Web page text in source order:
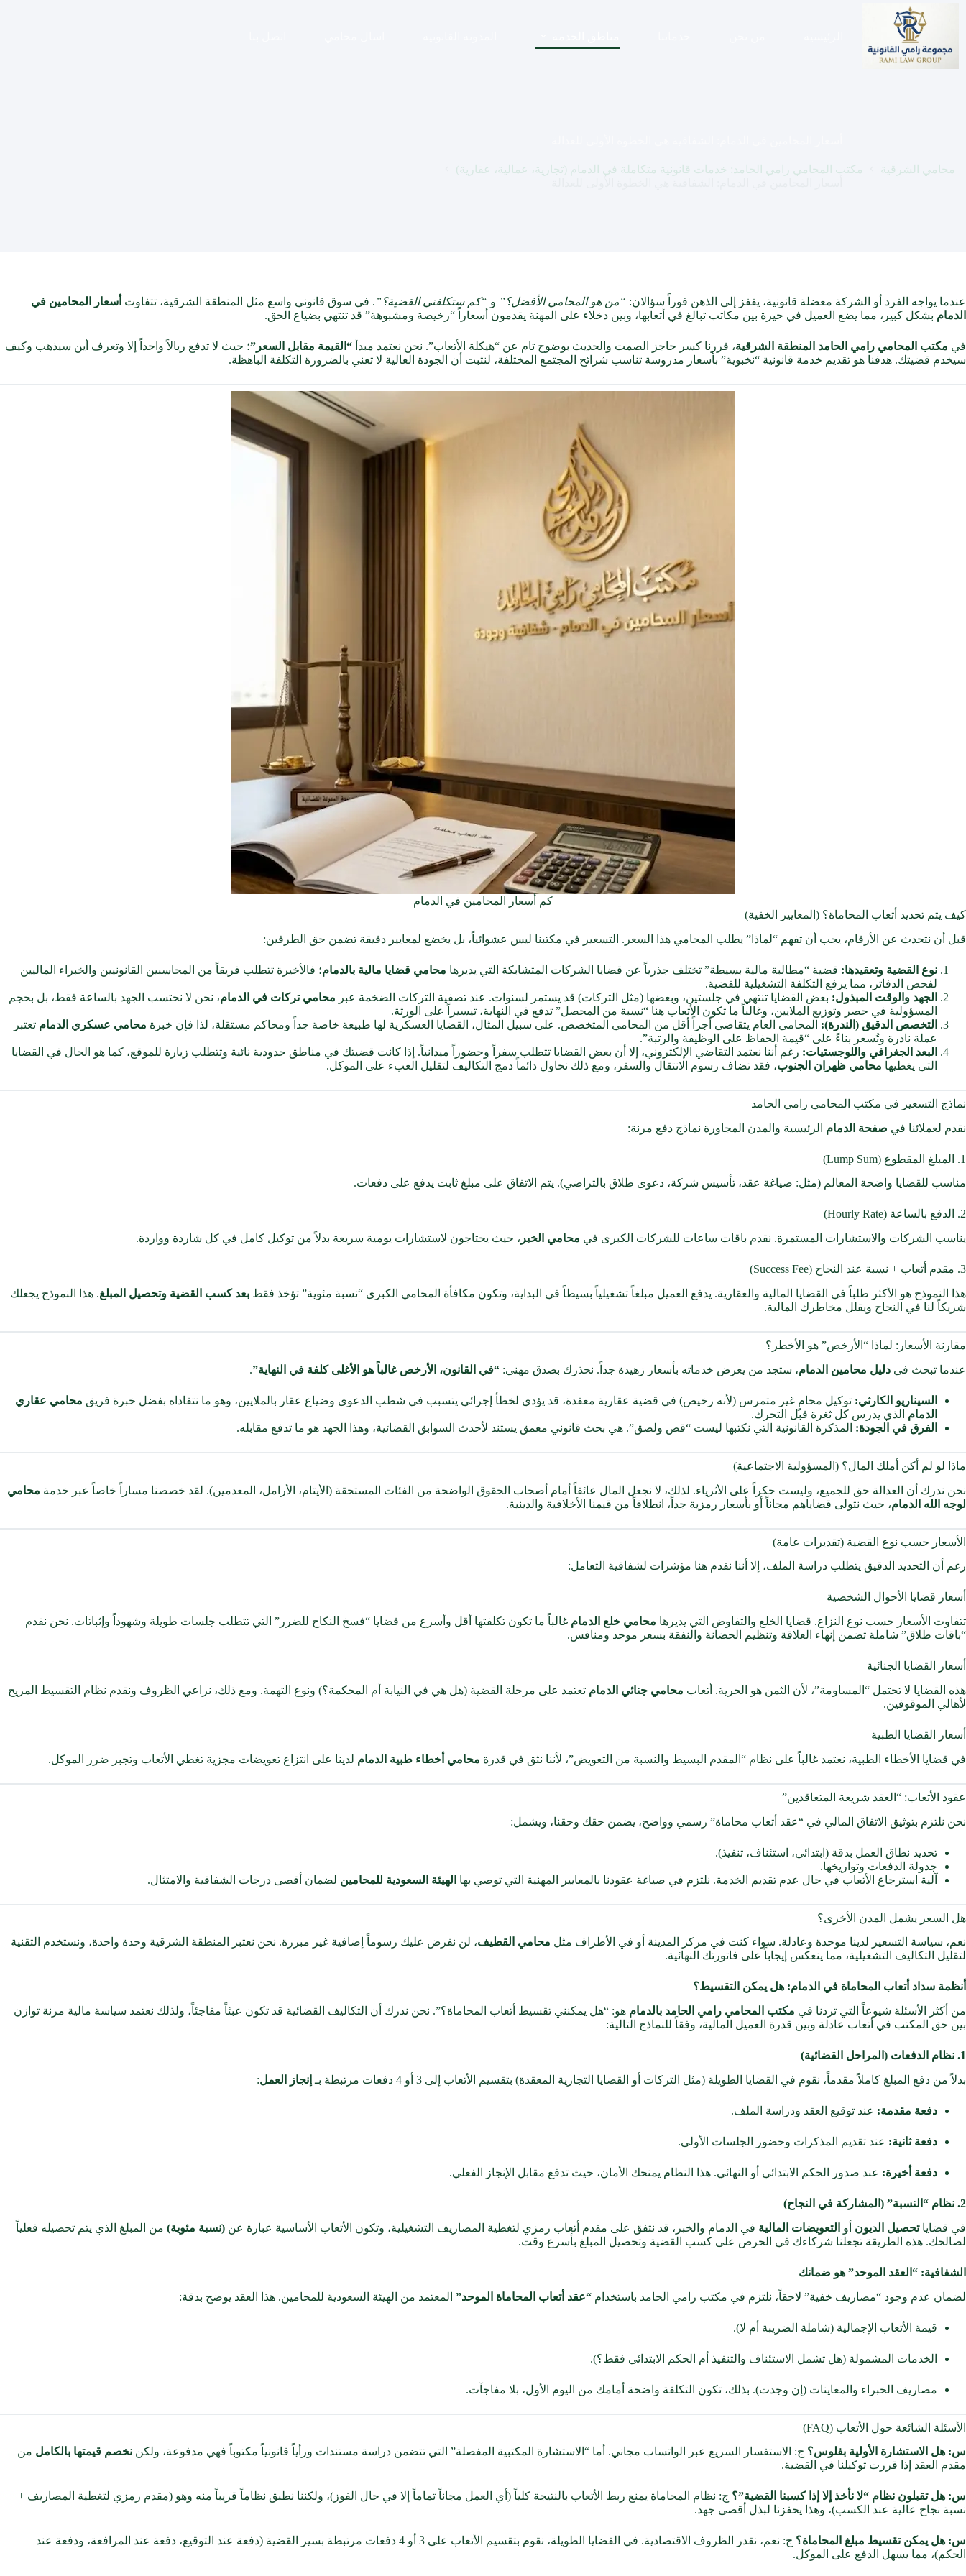
محامي الشرقية
مكتب المحامي رامي الحامد: خدمات قانونية متكاملة في الدمام (تجارية، عمالية، عقارية)
عندما يواجه الفرد أو الشركة معضلة قانونية، يقفز إلى الذهن فوراً سؤالان: “من هو المحامي الأفضل؟” و “كم ستكلفني القضية؟”. في سوق قانوني واسع مثل المنطقة الشرقية، تتفاوت أسعار المحامين في
الدمام بشكل كبير، مما يضع العميل في حيرة بين مكاتب تبالغ في أتعابها، وبين دخلاء على المهنة يقدمون أسعاراً “رخيصة ومشبوهة” قد تنتهي بضياع الحق.
في مكتب المحامي رامي الحامد المنطقة الشرقية، قررنا كسر حاجز الصمت والحديث بوضوح تام عن “هيكلة الأتعاب”. نحن نعتمد مبدأ “القيمة مقابل السعر”؛ حيث لا تدفع ريالاً واحداً إلا وتعرف أين سيذهب وكيف
سيخدم قضيتك. هدفنا هو تقديم خدمة قانونية “نخبوية” بأسعار مدروسة تناسب شرائح المجتمع المختلفة، لنثبت أن الجودة العالية لا تعني بالضرورة التكلفة الباهظة.
كم أسعار المحامين في الدمام
كيف يتم تحديد أتعاب المحاماة؟ (المعايير الخفية)
قبل أن نتحدث عن الأرقام، يجب أن تفهم “لماذا” يطلب المحامي هذا السعر. التسعير في مكتبنا ليس عشوائياً، بل يخضع لمعايير دقيقة تضمن حق الطرفين:
نوع القضية وتعقيدها: قضية “مطالبة مالية بسيطة” تختلف جذرياً عن قضايا الشركات المتشابكة التي يديرها محامي قضايا مالية بالدمام؛ فالأخيرة تتطلب فريقاً من المحاسبين القانونيين والخبراء الماليين
لفحص الدفاتر، مما يرفع التكلفة التشغيلية للقضية.
الجهد والوقت المبذول: بعض القضايا تنتهي في جلستين، وبعضها (مثل التركات) قد يستمر لسنوات. عند تصفية التركات الضخمة عبر محامي تركات في الدمام، نحن لا نحتسب الجهد بالساعة فقط، بل بحجم
المسؤولية في حصر وتوزيع الملايين، وغالباً ما تكون الأتعاب هنا “نسبة من المحصل” تدفع في النهاية، تيسيراً على الورثة.
التخصص الدقيق (الندرة): المحامي العام يتقاضى أجراً أقل من المحامي المتخصص. على سبيل المثال، القضايا العسكرية لها طبيعة خاصة جداً ومحاكم مستقلة، لذا فإن خبرة محامي عسكري الدمام تعتبر
عملة نادرة وتُسعر بناءً على “قيمة الحفاظ على الوظيفة والرتبة”.
البعد الجغرافي واللوجستيات: رغم أننا نعتمد التقاضي الإلكتروني، إلا أن بعض القضايا تتطلب سفراً وحضوراً ميدانياً. إذا كانت قضيتك في مناطق حدودية نائية وتتطلب زيارة للموقع، كما هو الحال في القضايا
التي يغطيها محامي ظهران الجنوب، فقد تضاف رسوم الانتقال والسفر، ومع ذلك نحاول دائماً دمج التكاليف لتقليل العبء على الموكل.
نماذج التسعير في مكتب المحامي رامي الحامد
نقدم لعملائنا في صفحة الدمام الرئيسية والمدن المجاورة نماذج دفع مرنة:
1. المبلغ المقطوع (Lump Sum)
مناسب للقضايا واضحة المعالم (مثل: صياغة عقد، تأسيس شركة، دعوى طلاق بالتراضي). يتم الاتفاق على مبلغ ثابت يدفع على دفعات.
2. الدفع بالساعة (Hourly Rate)
يناسب الشركات والاستشارات المستمرة. نقدم باقات ساعات للشركات الكبرى في محامي الخبر ، حيث يحتاجون لاستشارات يومية سريعة بدلاً من توكيل كامل في كل شاردة وواردة.
3. مقدم أتعاب + نسبة عند النجاح (Success Fee)
هذا النموذج هو الأكثر طلباً في القضايا المالية والعقارية. يدفع العميل مبلغاً تشغيلياً بسيطاً في البداية، وتكون مكافأة المحامي الكبرى “نسبة مئوية” تؤخذ فقط بعد كسب القضية وتحصيل المبلغ. هذا النموذج يجعلك
شريكاً لنا في النجاح ويقلل مخاطرك المالية.
مقارنة الأسعار: لماذا “الأرخص” هو الأخطر؟
عندما تبحث في دليل محامين الدمام، ستجد من يعرض خدماته بأسعار زهيدة جداً. نحذرك بصدق مهني: “في القانون، الأرخص غالباً هو الأغلى كلفة في النهاية”.
السيناريو الكارثي: توكيل محامٍ غير متمرس (لأنه رخيص) في قضية عقارية معقدة، قد يؤدي لخطأ إجرائي يتسبب في شطب الدعوى وضياع عقار بالملايين، وهو ما نتفاداه بفضل خبرة فريق محامي عقاري
الدمام الذي يدرس كل ثغرة قبل التحرك.
الفرق في الجودة: المذكرة القانونية التي نكتبها ليست “قص ولصق”. هي بحث قانوني معمق يستند لأحدث السوابق القضائية، وهذا الجهد هو ما تدفع مقابله.
ماذا لو لم أكن أملك المال؟ (المسؤولية الاجتماعية)
نحن ندرك أن العدالة حق للجميع، وليست حكراً على الأثرياء. لذلك، لا نجعل المال عائقاً أمام أصحاب الحقوق الواضحة من الفئات المستحقة (الأيتام، الأرامل، المعدمين). لقد خصصنا مساراً خاصاً عبر خدمة محامي
لوجه الله الدمام، حيث نتولى قضاياهم مجاناً أو بأسعار رمزية جداً، انطلاقاً من قيمنا الأخلاقية والدينية.
الأسعار حسب نوع القضية (تقديرات عامة)
رغم أن التحديد الدقيق يتطلب دراسة الملف، إلا أننا نقدم هنا مؤشرات لشفافية التعامل:
أسعار قضايا الأحوال الشخصية
تتفاوت الأسعار حسب نوع النزاع. قضايا الخلع والتفاوض التي يديرها محامي خلع الدمام غالباً ما تكون تكلفتها أقل وأسرع من قضايا “فسخ النكاح للضرر” التي تتطلب جلسات طويلة وشهوداً وإثباتات. نحن نقدم
“باقات طلاق” شاملة تضمن إنهاء العلاقة وتنظيم الحضانة والنفقة بسعر موحد ومنافس.
أسعار القضايا الجنائية
هذه القضايا لا تحتمل “المساومة”، لأن الثمن هو الحرية. أتعاب محامي جنائي الدمام تعتمد على مرحلة القضية (هل هي في النيابة أم المحكمة؟) ونوع التهمة. ومع ذلك، نراعي الظروف ونقدم نظام التقسيط المريح
لأهالي الموقوفين.
أسعار القضايا الطبية
في قضايا الأخطاء الطبية، نعتمد غالباً على نظام “المقدم البسيط والنسبة من التعويض”، لأننا نثق في قدرة محامي أخطاء طبية الدمام لدينا على انتزاع تعويضات مجزية تغطي الأتعاب وتجبر ضرر الموكل.
عقود الأتعاب: “العقد شريعة المتعاقدين”
نحن نلتزم بتوثيق الاتفاق المالي في “عقد أتعاب محاماة” رسمي وواضح، يضمن حقك وحقنا، ويشمل:
تحديد نطاق العمل بدقة (ابتدائي، استئناف، تنفيذ).
جدولة الدفعات وتواريخها.
آلية استرجاع الأتعاب في حال عدم تقديم الخدمة. نلتزم في صياغة عقودنا بالمعايير المهنية التي توصي بها الهيئة السعودية للمحامين لضمان أقصى درجات الشفافية والامتثال.
هل السعر يشمل المدن الأخرى؟
نعم، سياسة التسعير لدينا موحدة وعادلة. سواء كنت في مركز المدينة أو في الأطراف مثل محامي القطيف، لن نفرض عليك رسوماً إضافية غير مبررة. نحن نعتبر المنطقة الشرقية وحدة واحدة، ونستخدم التقنية
لتقليل التكاليف التشغيلية، مما ينعكس إيجاباً على فاتورتك النهائية.
أنظمة سداد أتعاب المحاماة في الدمام: هل يمكن التقسيط؟
من أكثر الأسئلة شيوعاً التي تردنا في مكتب المحامي رامي الحامد بالدمام هو: “هل يمكنني تقسيط أتعاب المحاماة؟”. نحن ندرك أن التكاليف القضائية قد تكون عبئاً مفاجئاً، ولذلك نعتمد سياسة مالية مرنة توازن
بين حق المكتب في أتعاب عادلة وبين قدرة العميل المالية، وفقاً للنماذج التالية:
1. نظام الدفعات (المراحل القضائية)
بدلاً من دفع المبلغ كاملاً مقدماً، نقوم في القضايا الطويلة (مثل التركات أو القضايا التجارية المعقدة) بتقسيم الأتعاب إلى 3 أو 4 دفعات مرتبطة بـ
إنجاز العمل:
دفعة مقدمة: عند توقيع العقد ودراسة الملف.
دفعة ثانية: عند تقديم المذكرات وحضور الجلسات الأولى.
دفعة أخيرة: عند صدور الحكم الابتدائي أو النهائي. هذا النظام يمنحك الأمان، حيث تدفع مقابل الإنجاز الفعلي.
2. نظام “النسبة” (المشاركة في النجاح)
في قضاياتحصيل الديون أو التعويضات المالية في الدمام والخبر، قد نتفق على مقدم أتعاب رمزي لتغطية المصاريف التشغيلية، وتكون الأتعاب الأساسية عبارة عن (نسبة مئوية) من المبلغ الذي يتم تحصيله فعلياً
لصالحك. هذه الطريقة تجعلنا شركاءك في الحرص على كسب القضية وتحصيل المبلغ بأسرع وقت.
الشفافية: “العقد الموحد” هو ضمانك
لضمان عدم وجود “مصاريف خفية” لاحقاً، نلتزم في مكتب رامي الحامد باستخدام “عقد أتعاب المحاماة الموحد” المعتمد من الهيئة السعودية للمحامين. هذا العقد يوضح بدقة:
قيمة الأتعاب الإجمالية (شاملة الضريبة أم لا).
الخدمات المشمولة (هل تشمل الاستئناف والتنفيذ أم الحكم الابتدائي فقط؟).
مصاريف الخبراء والمعاينات (إن وجدت). بذلك، تكون التكلفة واضحة أمامك من اليوم الأول، بلا مفاجآت.
الأسئلة الشائعة حول الأتعاب (FAQ)
س: هل الاستشارة الأولية بفلوس؟ ج: الاستفسار السريع عبر الواتساب مجاني. أما “الاستشارة المكتبية المفصلة” التي تتضمن دراسة مستندات ورأياً قانونياً مكتوباً فهي مدفوعة، ولكن نخصم قيمتها بالكامل من
مقدم العقد إذا قررت توكيلنا في القضية.
س: هل تقبلون نظام “لا نأخذ إلا إذا كسبنا القضية”؟ ج: نظام المحاماة يمنع ربط الأتعاب بالنتيجة كلياً (أي العمل مجاناً تماماً إلا في حال الفوز)، ولكننا نطبق نظاماً قريباً منه وهو (مقدم رمزي لتغطية المصاريف +
نسبة نجاح عالية عند الكسب)، وهذا يحفزنا لبذل أقصى جهد.
س: هل يمكن تقسيط مبلغ المحاماة؟
ج: نعم، نقدر الظروف الاقتصادية. في القضايا الطويلة، نقوم بتقسيم الأتعاب على 3 أو 4 دفعات مرتبطة بسير القضية (دفعة عند التوقيع، دفعة عند المرافعة، ودفعة عند
الحكم)، مما يسهل الدفع على الموكل.